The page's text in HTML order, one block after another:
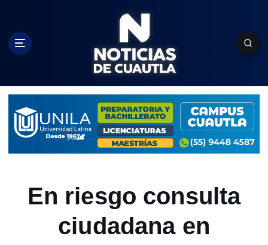
c
En riesgo consulta
ciudadana en